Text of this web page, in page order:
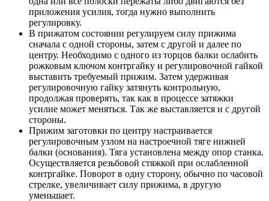
приложения усилия, тогда нужно выполнить
регулировку.
В прижатом состоянии регулируем силу прижима
сначала с одной стороны, затем с другой и далее по
центру. Необходимо с одного из торцов балки ослабить
рожковым ключом контргайку и регулировочной гайкой
выставить требуемый прижим. Затем удерживая
регулировочную гайку затянуть контрольную,
продолжая проверять, так как в процессе затяжки
усилие может меняться. Так же выставляется и с другой
стороны.
Прижим заготовки по центру настраивается
регулировочным узлом на настроечной тяге нижней
балки (основания). Тяга установлена между опор станка.
Осуществляется резьбовой стяжкой при ослабленной
контргайке. Поворот в одну сторону, обычно по часовой
стрелке, увеличивает силу прижима, в другую
уменьшает.